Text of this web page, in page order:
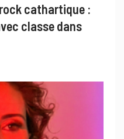
cathartique :
classe dans